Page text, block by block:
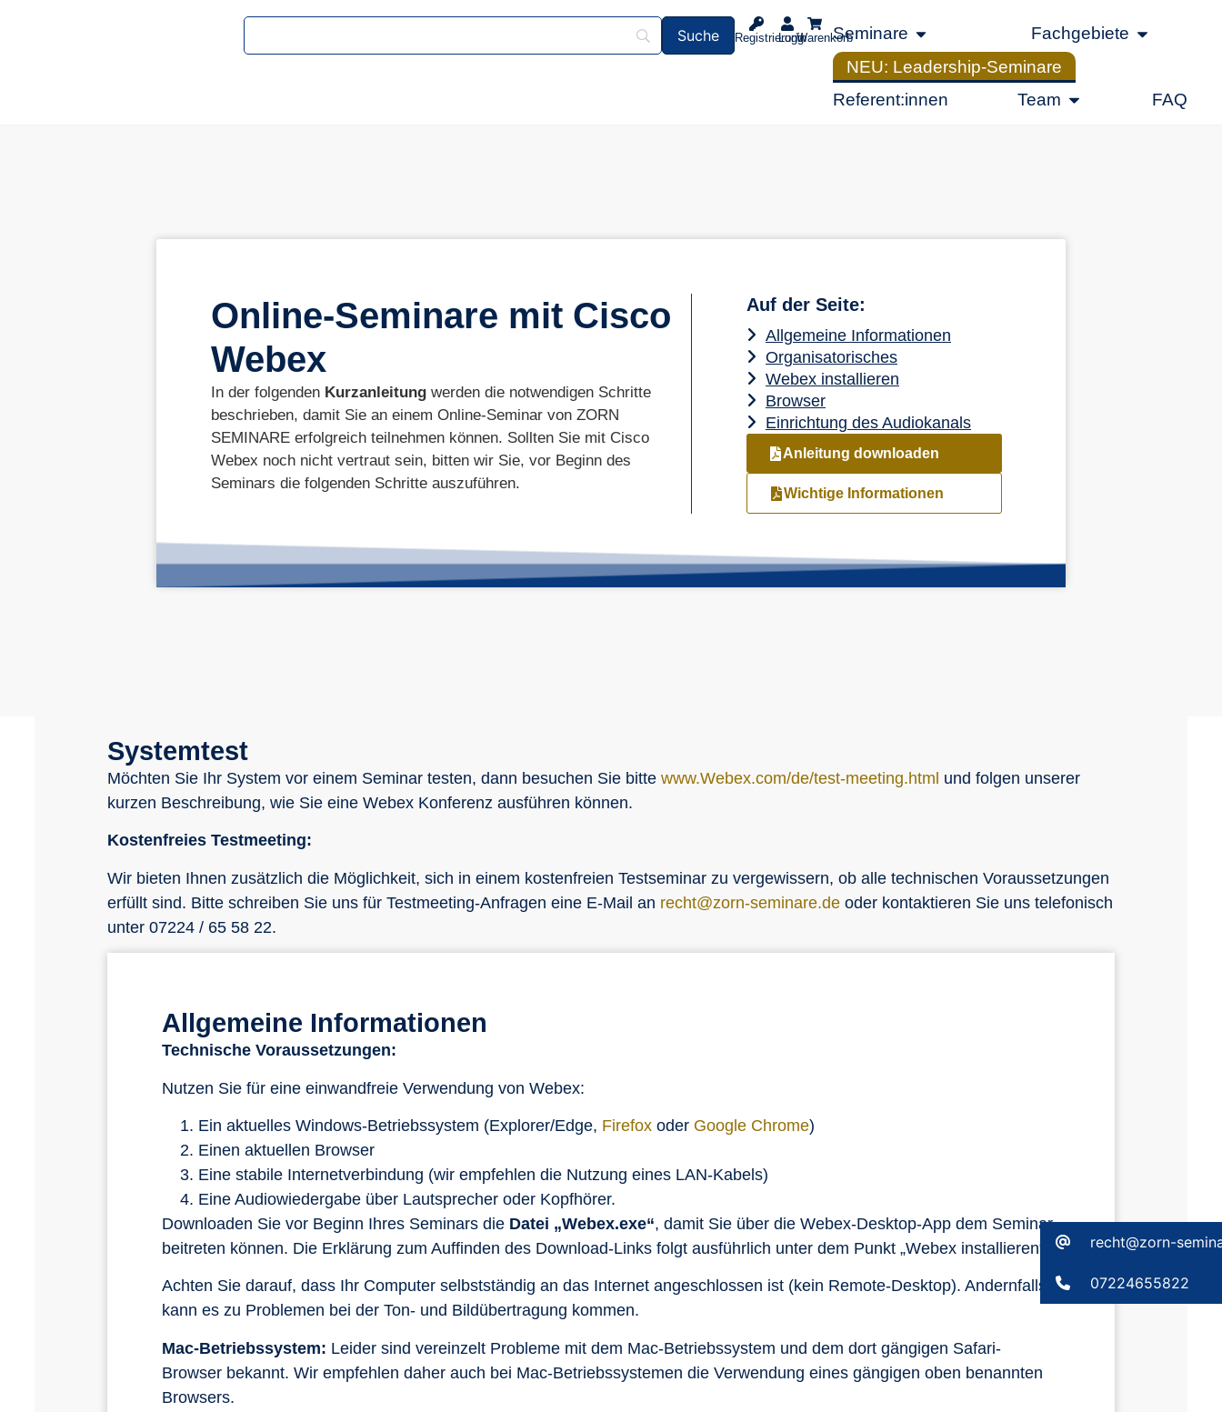
Registrierung
LoginWarenkorbSeminare
Fachgebiete
NEU: Leadership-Seminare
Referent:innen
Team FAQ
Online-Seminare mit Cisco
Webex
In der folgenden Kurzanleitung werden die notwendigen Schritte
beschrieben, damit Sie an einem Online-Seminar von ZORN
SEMINARE erfolgreich teilnehmen können. Sollten Sie mit Cisco
Webex noch nicht vertraut sein, bitten wir Sie, vor Beginn des
Seminars die folgenden Schritte auszuführen.
Auf der Seite:
Allgemeine Informationen
Organisatorisches
Webex installieren
Browser
Einrichtung des Audiokanals
Anleitung downloaden
Wichtige Informationen
Systemtest
Möchten Sie Ihr System vor einem Seminar testen, dann besuchen Sie bitte www.Webex.com/de/test-meeting.html und folgen unserer
kurzen Beschreibung, wie Sie eine Webex Konferenz ausführen können.
Kostenfreies Testmeeting:
Wir bieten Ihnen zusätzlich die Möglichkeit, sich in einem kostenfreien Testseminar zu vergewissern, ob alle technischen Voraussetzungen
erfüllt sind. Bitte schreiben Sie uns für Testmeeting-Anfragen eine E-Mail an recht@zorn-seminare.de oder kontaktieren Sie uns telefonisch
unter 07224 / 65 58 22.
Allgemeine Informationen
Technische Voraussetzungen:
Nutzen Sie für eine einwandfreie Verwendung von Webex:
Ein aktuelles Windows-Betriebssystem (Explorer/Edge, Firefox oder Google Chrome)
Einen aktuellen Browser
Eine stabile Internetverbindung (wir empfehlen die Nutzung eines LAN-Kabels)
Eine Audiowiedergabe über Lautsprecher oder Kopfhörer.
Downloaden Sie vor Beginn Ihres Seminars die Datei „Webex.exe“, damit Sie über die Webex-Desktop-App dem Seminar
beitreten können. Die Erklärung zum Auffinden des Download-Links folgt ausführlich unter dem Punkt „Webex installieren“.
Achten Sie darauf, dass Ihr Computer selbstständig an das Internet angeschlossen ist (kein Remote-Desktop). Andernfalls
kann es zu Problemen bei der Ton- und Bildübertragung kommen.
Mac-Betriebssystem: Leider sind vereinzelt Probleme mit dem Mac-Betriebssystem und dem dort gängigen Safari-
Browser bekannt. Wir empfehlen daher auch bei Mac-Betriebssystemen die Verwendung eines gängigen oben benannten
Browsers.
recht@zorn-
07224655822